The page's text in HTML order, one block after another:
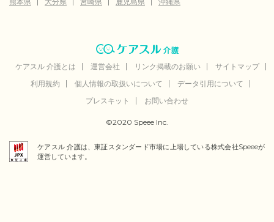
ケアスル 介護とは 運営会社 リンク掲載のお願い
サイトマップ
利用規約
個人情報の取扱いについて
データ引用について
プレスキット
お問い合わせ
©2020 Speee Inc.
ケアスル 介護は、東証スタンダード市場に上場している株式会社Speeeが
運営しています。